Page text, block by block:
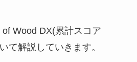
Wood DX(累計スコア
て解説していきます。